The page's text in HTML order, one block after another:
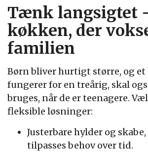
Tænk langsigtet
køkken, der
familien
Børn bliver hurtigt større, og
fungerer for en treårig, skal
bruges, når de er teenagere.
fleksible løsninger:
Justerbare hylder og
tilpasses behov over tid.